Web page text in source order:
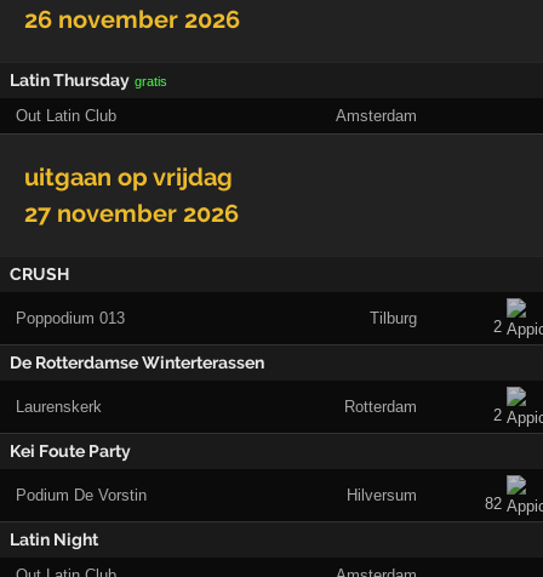
26 november 2026
Latin Thursday gratis
Out Latin Club Amsterdam
uitgaan op vrijdag
27 november 2026
CRUSH
Poppodium 013 Tilburg 2
De Rotterdamse Winterterassen
Laurenskerk Rotterdam 2
Kei Foute Party
Podium De Vorstin Hilversum 82
Latin Night